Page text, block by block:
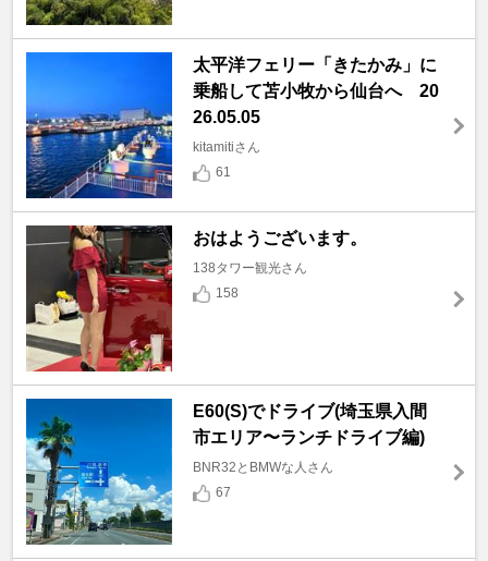
太平洋フェリー「きたかみ」に
乗船して苫小牧から仙台へ 20
26.05.05
kitamitiさん
61
おはようございます。
138タワー観光さん
158
E60(S)でドライブ(埼玉県入間
市エリア〜ランチドライブ編)
BNR32とBMWな人さん
67